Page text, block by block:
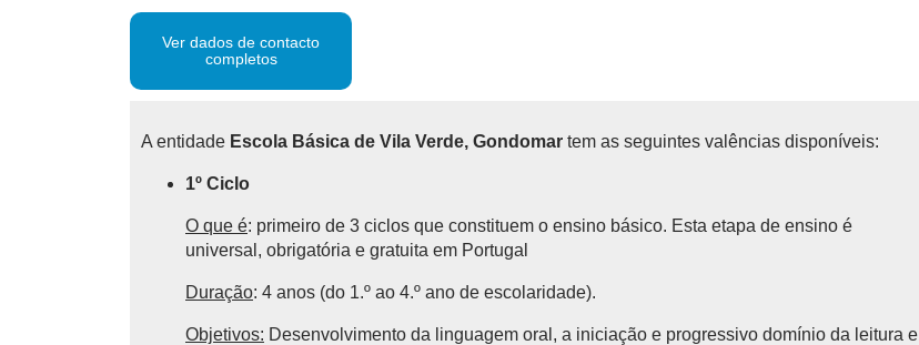
Ver dados de contacto
completos
A entidade Escola Básica de Vila Verde, Gondomar tem as seguintes valências disponíveis:
1º Ciclo
O que é: primeiro de 3 ciclos que constituem o ensino básico. Esta etapa de ensino é
universal, obrigatória e gratuita em Portugal
Duração: 4 anos (do 1.º ao 4.º ano de escolaridade).
Objetivos: Desenvolvimento da linguagem oral, a iniciação e progressivo domínio da leitura e